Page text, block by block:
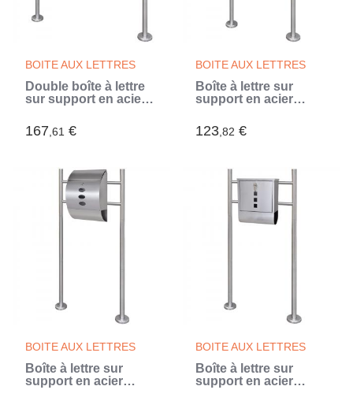
BOITE AUX LETTRES
Double boîte à lettre
sur support en acier
167,61 €
BOITE AUX LETTRES
Boîte à lettre sur
support en acier
123,82 €
BOITE AUX LETTRES
Boîte à lettre sur
support en acier
BOITE AUX LETTRES
Boîte à lettre sur
support en acier